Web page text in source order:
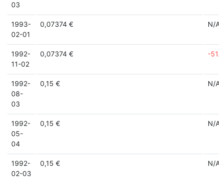
03
1993-
02-01
0,07374 € N/
1992-
11-02
0,07374 € -
1992-
08-
03
0,15 € N/
1992-
05-
04
0,15 € N/
1992-
02-03
0,15 € N/